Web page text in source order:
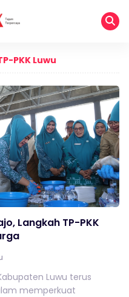
PKK Luwu
Langkah TP-PKK
Luwu terus
memperkuat